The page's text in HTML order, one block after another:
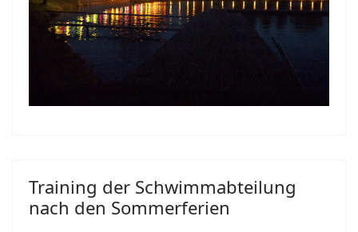
Training der Schwimmabteilung
nach den Sommerferien